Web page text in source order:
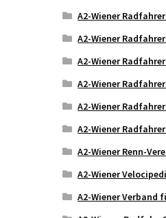
A2-Wiener
A2-Wiener
A2-Wiener
A2-Wiener
A2-Wiener
A2-Wiener
A2-Wiener Renn-
A2-Wiener
A2-Wiener Verband